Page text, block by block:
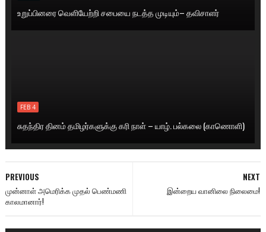
உறுப்பினரை வெளியேற்றி சபையை நடத்த முடியும்– தவிசாளர்
FEB 4
சுதந்திர தினம் தமிழர்களுக்கு கரி நாள் – யாழ். பல்கலை (காணொளி)
NEXT
இன்றைய வானிலை நிலைமை!
PREVIOUS
முன்னாள் அமெரிக்க முதல் பெண்மணி
காலமானார்!